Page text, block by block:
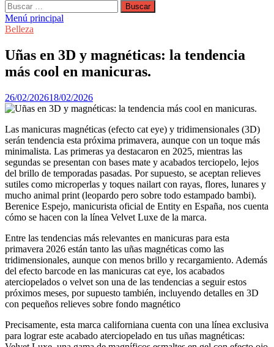
Buscar:
Menú principal
Belleza
Uñas en 3D y magnéticas: la tendencia
más cool en manicuras.
26/02/202618/02/2026
Las manicuras magnéticas (efecto cat eye) y tridimensionales (3D)
serán tendencia esta próxima primavera, aunque con un toque más
minimalista. Las primeras ya destacaron en 2025, mientras las
segundas se presentan con bases mate y acabados terciopelo, lejos
del brillo de temporadas pasadas. Por supuesto, se aceptan relieves
sutiles como microperlas y toques nailart con rayas, flores, lunares y
mucho animal print (leopardo pero sobre todo estampado bambi).
Berenice Espejo, manicurista oficial de Entity en España, nos cuenta
cómo se hacen con la línea Velvet Luxe de la marca.
Entre las tendencias más relevantes en manicuras para esta
primavera 2026 están tanto las uñas magnéticas como las
tridimensionales, aunque con menos brillo y recargamiento. Además
del efecto barcode en las manicuras cat eye, los acabados
aterciopelados o velvet son una de las tendencias a seguir estos
próximos meses, por supuesto también, incluyendo detalles en 3D
con pequeños relieves sobre fondo magnético
Precisamente, esta marca californiana cuenta con una línea exclusiva
para lograr este acabado aterciopelado en tus uñas magnéticas: